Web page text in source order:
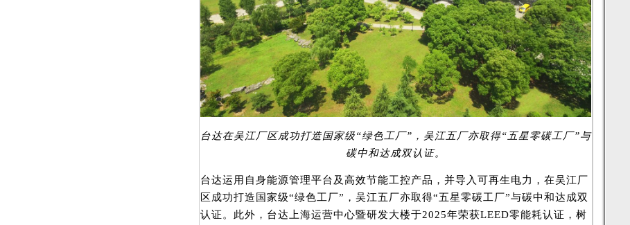
台达在吴江厂区成功打造国家级“绿色工厂”，吴江五厂亦取得“五星零碳工厂”与
碳中和达成双认证。
台达运用自身能源管理平台及高效节能工控产品，并导入可再生电力，在吴江厂
区成功打造国家级“绿色工厂”，吴江五厂亦取得“五星零碳工厂”与碳中和达成双
认证。此外，台达上海运营中心暨研发大楼于2025年荣获LEED零能耗认证，树